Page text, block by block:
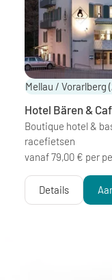
Mellau / Vorarlberg
Hotel Bären &
Boutique hotel &
racefietsen
vanaf 79,00 € per
Details